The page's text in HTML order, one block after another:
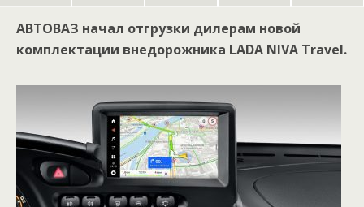
АВТОВАЗ начал отгрузки дилерам новой
комплектации внедорожника LADA NIVA Travel.